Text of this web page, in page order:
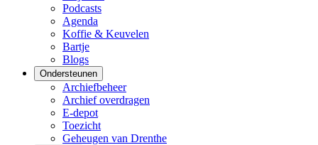
Podcasts
Agenda
Koffie & Keuvelen
Bartje
Blogs
Ondersteunen
Archiefbeheer
Archief overdragen
E-depot
Toezicht
Geheugen van Drenthe